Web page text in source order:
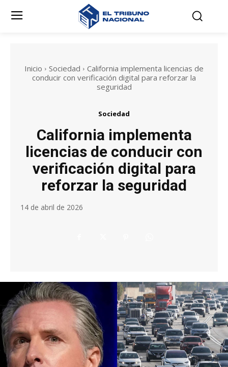
Inicio Sociedad
California implementa licencias de
conducir con verificación digital para reforzar la
seguridad
Sociedad
California implementa
licencias de conducir con
verificación digital para
reforzar la seguridad
14 de abril de 2026